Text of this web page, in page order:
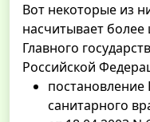
Вот некоторые из
насчитывает
Главного
Российской
постановление
санитарного